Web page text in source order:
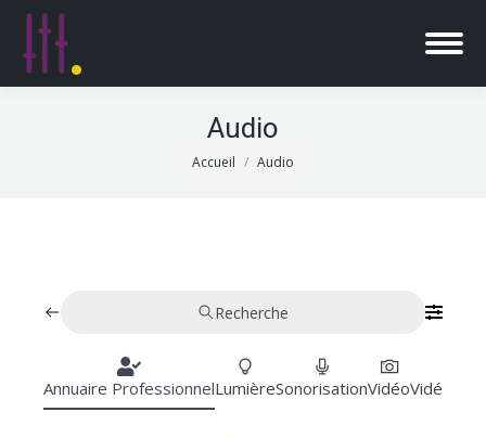
Audio
Vous êtes ici :
Accueil Audio
Recherche
Annuaire ProfessionnelLumièreSonorisationVidéo